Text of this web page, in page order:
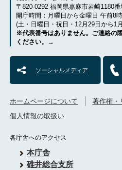
〒820-0292 福岡県嘉麻市岩崎1180番
開庁時間：月曜日から金曜日 午前8
(土・日曜日・祝日・12月29日から1
※代表番号はありません。ご連絡の
ください。→
ソーシャルメディア
各庁舎へのアクセス
本庁舎
碓井総合支所
ホームページについて
著作権・
個人情報の取扱い